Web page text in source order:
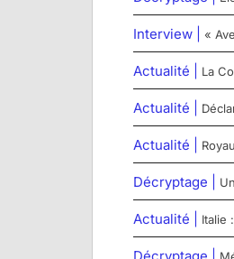
Interview | «
Actualité | La
Actualité |
Actualité |
Décryptage |
Actualité | Italie